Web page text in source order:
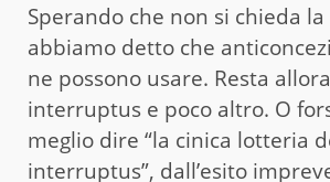
Sperando che non si chieda
abbiamo detto che
ne possono usare. Resta
interruptus e poco altro. O
meglio dire “la cinica lotteria
interruptus”, dall’esito